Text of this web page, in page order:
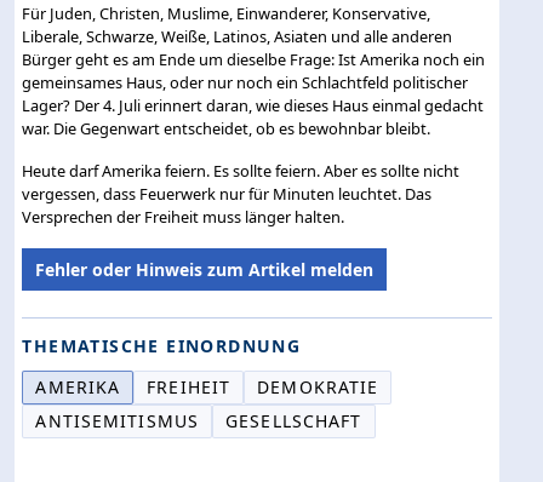
Für Juden, Christen, Muslime, Einwanderer, Konservative,
Liberale, Schwarze, Weiße, Latinos, Asiaten und alle anderen
Bürger geht es am Ende um dieselbe Frage: Ist Amerika noch ein
gemeinsames Haus, oder nur noch ein Schlachtfeld politischer
Lager? Der 4. Juli erinnert daran, wie dieses Haus einmal gedacht
war. Die Gegenwart entscheidet, ob es bewohnbar bleibt.
Heute darf Amerika feiern. Es sollte feiern. Aber es sollte nicht
vergessen, dass Feuerwerk nur für Minuten leuchtet. Das
Versprechen der Freiheit muss länger halten.
Fehler oder Hinweis zum Artikel melden
THEMATISCHE EINORDNUNG
AMERIKA
FREIHEIT
DEMOKRATIE
ANTISEMITISMUS
GESELLSCHAFT